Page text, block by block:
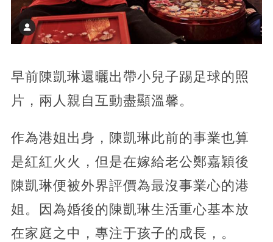
早前陳凱琳還曬出帶小兒子踢足球的照
片，兩人親自互動盡顯溫馨。
作為港姐出身，陳凱琳此前的事業也算
是紅紅火火，但是在嫁給老公鄭嘉穎後
陳凱琳便被外界評價為最沒事業心的港
姐。因為婚後的陳凱琳生活重心基本放
在家庭之中，專注于孩子的成長，。